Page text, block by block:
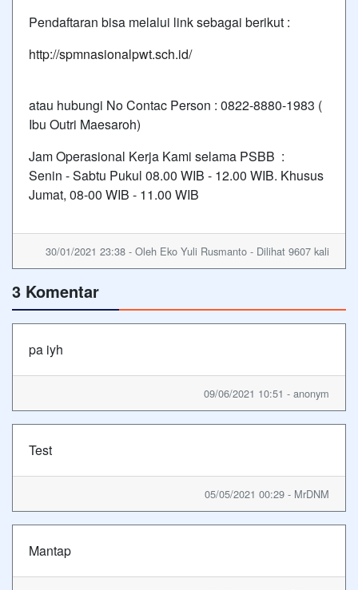
Pendaftaran bisa melalui link sebagai berikut :
http://spmnasionalpwt.sch.id/
atau hubungi No Contac Person : 0822-8880-1983 (
Ibu Outri Maesaroh)
Jam Operasional Kerja Kami selama PSBB :
Senin - Sabtu Pukul 08.00 WIB - 12.00 WIB. Khusus
Jumat, 08-00 WIB - 11.00 WIB
30/01/2021 23:38 - Oleh Eko Yuli Rusmanto - Dilihat 9607 kali
3 Komentar
pa iyh
09/06/2021 10:51 - anonym
Test
05/05/2021 00:29 - MrDNM
Mantap